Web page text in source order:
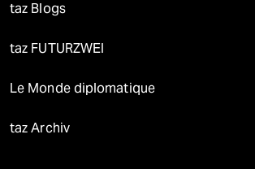
taz Blogs
taz FUTURZWEI
Le Monde diplomatique
taz Archiv